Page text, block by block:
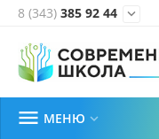
8 (343) 385 92 44 
 МЕНЮ 